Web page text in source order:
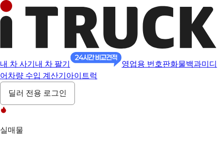
내 차 사기 내 차 팔기 영업용 번호판화물백과미디
어 차량 수입 계산기 아이트럭
딜러 전용 로그인
실매물